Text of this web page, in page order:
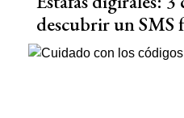
descubrir un SMS